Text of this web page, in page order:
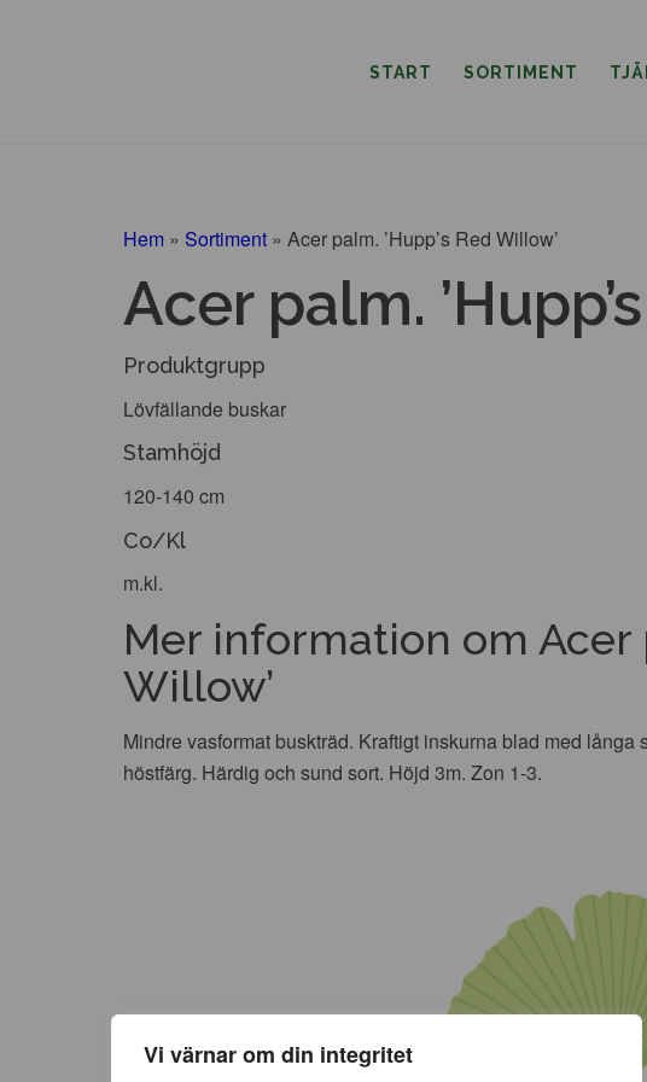
Vi värnar om din integritet
START SORTIMENT
Hem » Sortiment » Acer palm. ’Hupp’s Red Willow’
Acer palm.
Produktgrupp
Lövfällande buskar
Stamhöjd
120-140 cm
Co/Kl
m.kl.
Mer information om Acer
Willow’
Mindre vasformat buskträd. Kraftigt inskurna blad med
höstfärg. Härdig och sund sort. Höjd 3m. Zon 1-3.